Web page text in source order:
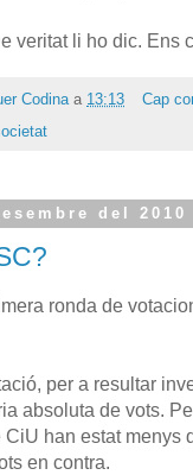
veritat li ho dic. Ens
Codina a 13:13
Cap
del 2010
ronda de
per a resultar
absoluta de vots.
han estat menys
en contra.